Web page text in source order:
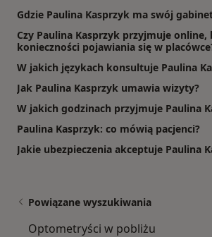
Gdzie Paulina Kasprzyk ma swój
Czy Paulina Kasprzyk przyjmuje online,
konieczności pojawiania się w
W jakich językach konsultuje Paulina
Jak Paulina Kasprzyk umawia wizyty?
W jakich godzinach przyjmuje Paulina
Paulina Kasprzyk: co mówią pacjenci?
Jakie ubezpieczenia akceptuje Paulina
Powiązane wyszukiwania
Optometryści w pobliżu